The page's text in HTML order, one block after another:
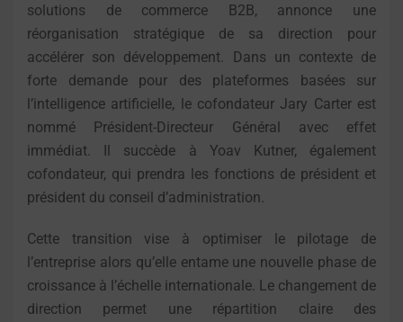
solutions de commerce B2B, annonce une
réorganisation stratégique de sa direction pour
accélérer son développement. Dans un contexte de
forte demande pour des plateformes basées sur
l’intelligence artificielle, le cofondateur Jary Carter est
nommé Président-Directeur Général avec effet
immédiat. Il succède à Yoav Kutner, également
cofondateur, qui prendra les fonctions de président et
président du conseil d’administration.
Cette transition vise à optimiser le pilotage de
l’entreprise alors qu’elle entame une nouvelle phase de
croissance à l’échelle internationale. Le changement de
direction permet une répartition claire des